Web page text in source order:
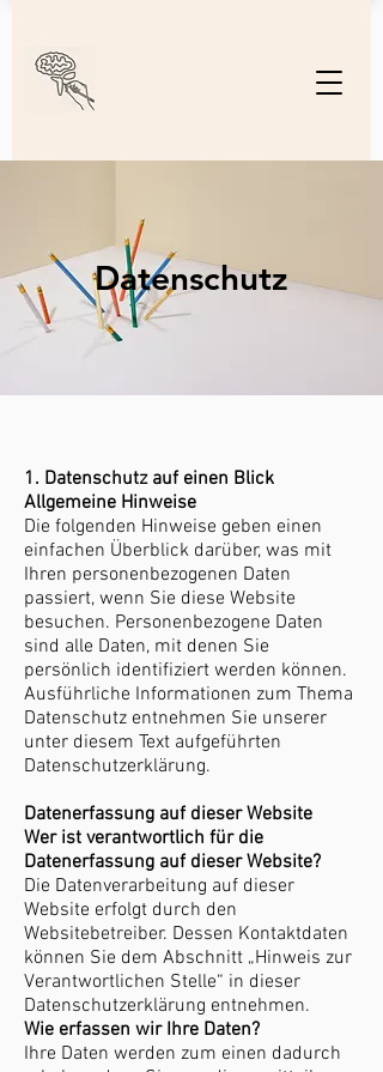
Datenschutz
1. Datenschutz auf einen Blick
Allgemeine Hinweise
Die folgenden Hinweise geben einen
einfachen Überblick darüber, was mit
Ihren personenbezogenen Daten
passiert, wenn Sie diese Website
besuchen. Personenbezogene Daten
sind alle Daten, mit denen Sie
persönlich identifiziert werden können.
Ausführliche Informationen zum Thema
Datenschutz entnehmen Sie unserer
unter diesem Text aufgeführten
Datenschutzerklärung.
Datenerfassung auf dieser Website
Wer ist verantwortlich für die
Datenerfassung auf dieser Website?
Die Datenverarbeitung auf dieser
Website erfolgt durch den
Websitebetreiber. Dessen Kontaktdaten
können Sie dem Abschnitt „Hinweis zur
Verantwortlichen Stelle“ in dieser
Datenschutzerklärung entnehmen.
Wie erfassen wir Ihre Daten?
Ihre Daten werden zum einen dadurch